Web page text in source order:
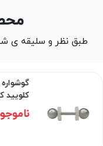
طبق نظر و سلیقه ی
کلویید